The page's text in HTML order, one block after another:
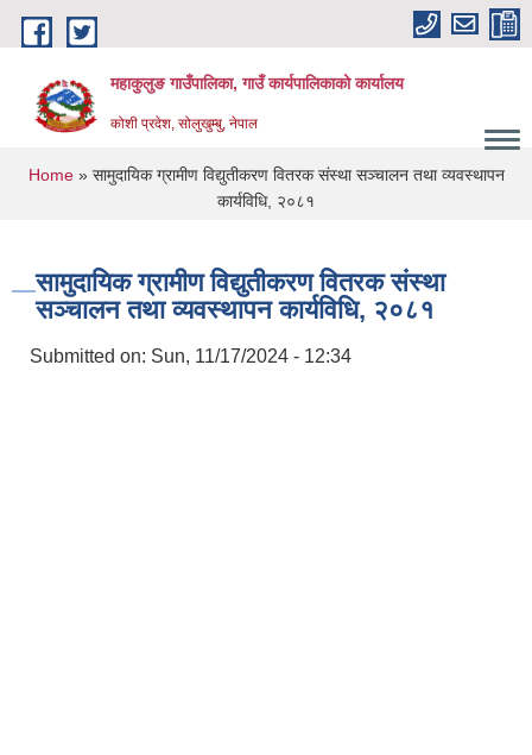
Skip to main content
महाकुलुङ गाउँपालिका, गाउँ कार्यपालिकाको कार्यालय
कोशी प्रदेश, सोलुखुम्बु, नेपाल
You are here
Home» सामुदायिक ग्रामीण विद्युतीकरण वितरक संस्था सञ्चालन तथा व्यवस्थापन
कार्यविधि, २०८१
सामुदायिक ग्रामीण विद्युतीकरण वितरक संस्था
सञ्चालन तथा व्यवस्थापन कार्यविधि, २०८१
Submitted on: Sun, 11/17/2024 - 12:34